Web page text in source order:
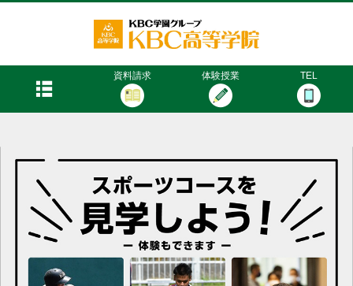
資料請求 体験授業 TEL